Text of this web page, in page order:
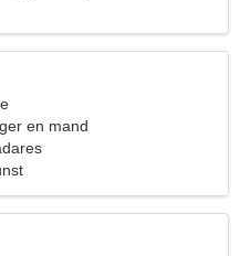
en mand